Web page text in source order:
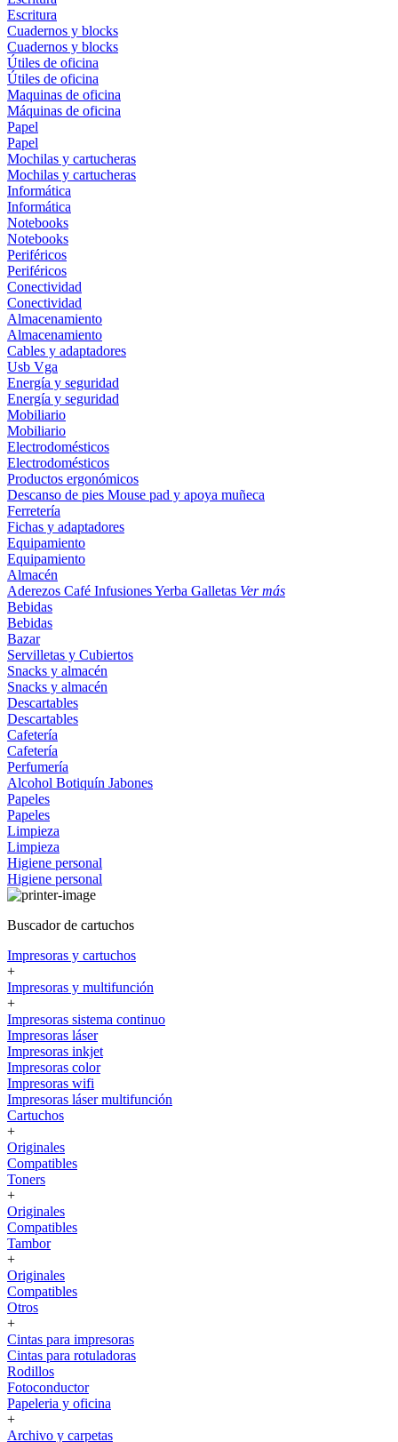
Escritura
Cuadernos y blocks
Cuadernos y blocks
Útiles de oficina
Útiles de oficina
Maquinas de oficina
Máquinas de oficina
Papel
Papel
Mochilas y cartucheras
Mochilas y cartucheras
Informática
Informática
Notebooks
Notebooks
Periféricos
Periféricos
Conectividad
Conectividad
Almacenamiento
Almacenamiento
Cables y adaptadores
Usb Vga
Energía y seguridad
Energía y seguridad
Mobiliario
Mobiliario
Electrodomésticos
Electrodomésticos
Productos ergonómicos
Descanso de pies Mouse pad y apoya muñeca
Ferretería
Fichas y adaptadores
Equipamiento
Equipamiento
Almacén
Aderezos Café InfusionesYerba Galletas Ver más
Bebidas
Bebidas
Bazar
Servilletas y Cubiertos
Snacks y almacén
Snacks y almacén
Descartables
Descartables
Cafetería
Cafetería
Perfumería
Alcohol Botiquín Jabones
Papeles
Papeles
Limpieza
Limpieza
Higiene personal
Higiene personal
Buscador de cartuchos
Impresoras y cartuchos
+
Impresoras y multifunción
+
Impresoras sistema continuo
Impresoras láser
Impresoras inkjet
Impresoras color
Impresoras wifi
Impresoras láser multifunción
Cartuchos
+
Originales
Compatibles
Toners
+
Originales
Compatibles
Tambor
+
Originales
Compatibles
Otros
+
Cintas para impresoras
Cintas para rotuladoras
Rodillos
Fotoconductor
Papeleria y oficina
+
Archivo y carpetas